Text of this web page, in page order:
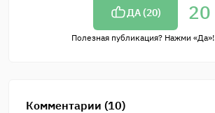
ДА (20) 20
Полезная публикация? Нажми «Да»!
Комментарии (10)